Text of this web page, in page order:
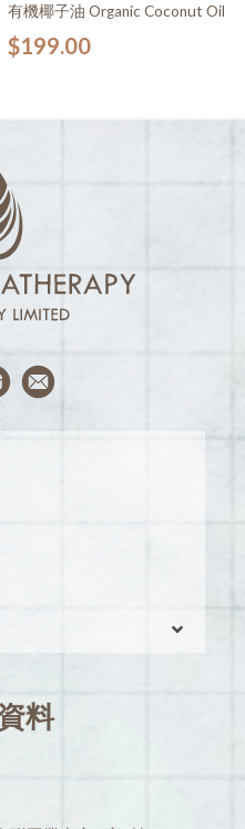
有機椰子油 Organic Coconut Oil
$199.00
料